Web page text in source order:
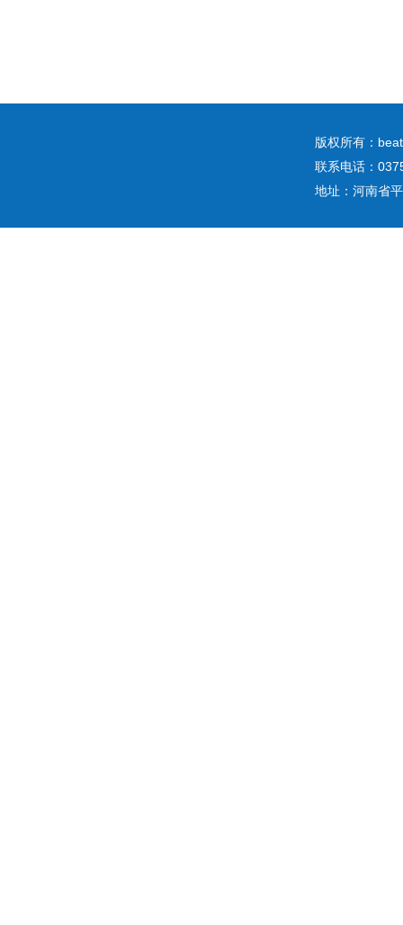
版权所有：
联系电话：
地址：河南省